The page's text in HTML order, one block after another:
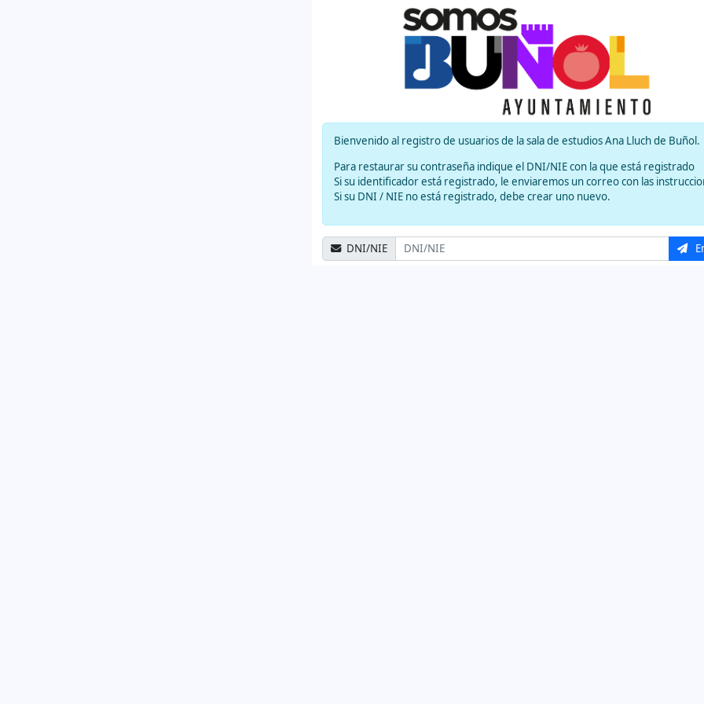
Bienvenido al registro de usuarios de la sala de estudios Ana Lluch de Buñol.
Para restaurar su contraseña indique el DNI/NIE con la que está registrado
Si su identificador está registrado, le enviaremos un correo con las
Si su DNI / NIE no está registrado, debe crear uno nuevo.
DNI/NIE